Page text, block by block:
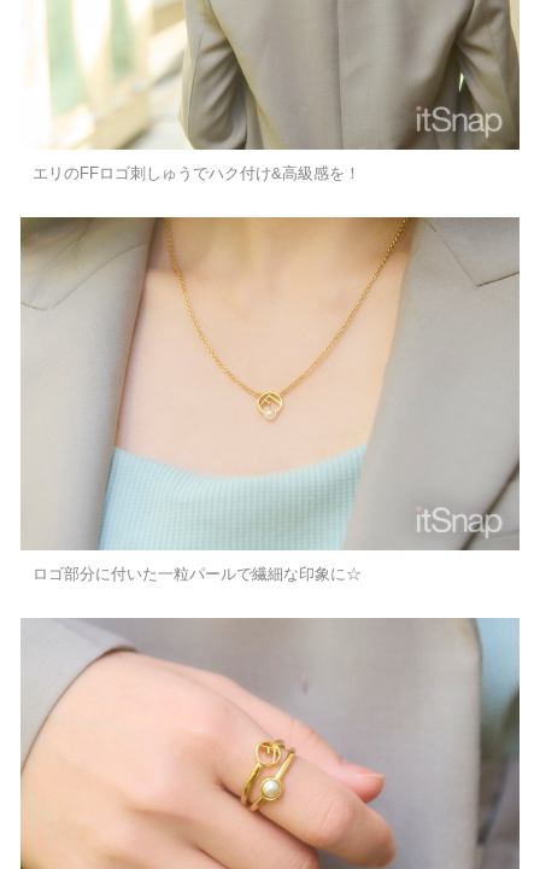
エリのFFロゴ刺しゅうでハク付け&高級感を！
ロゴ部分に付いた一粒パールで繊細な印象に☆